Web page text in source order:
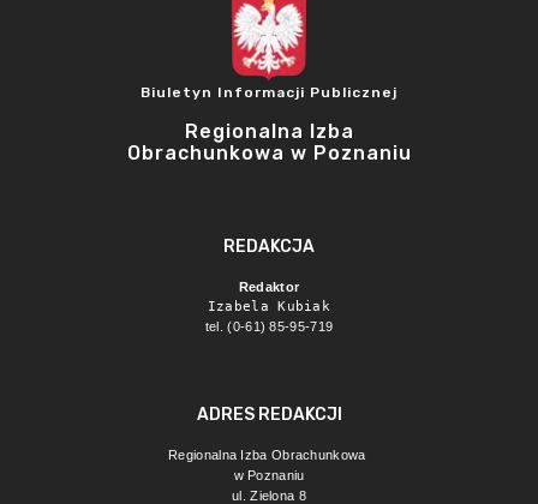
Biuletyn Informacji Publicznej
Regionalna Izba
Obrachunkowa w Poznaniu
REDAKCJA
Redaktor
Izabela Kubiak
tel. (0-61) 85-95-719
ADRES REDAKCJI
Regionalna Izba Obrachunkowa
w Poznaniu
ul. Zielona 8